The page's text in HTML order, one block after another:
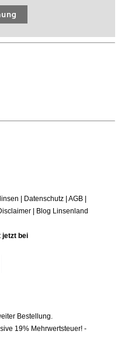
| Datenschutz| AGB|
| Blog Linsenland
jetzt bei
Bestellung.
19% Mehrwertsteuer! -